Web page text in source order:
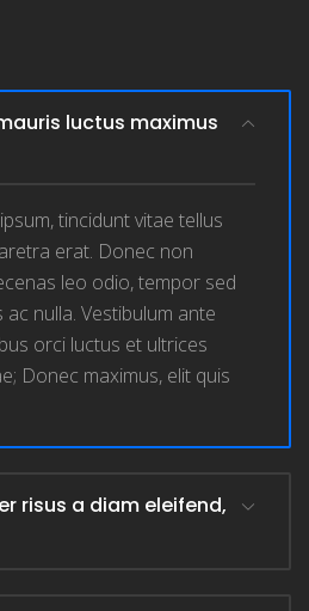
luctus maximus
tincidunt vitae tellus
erat. Donec non
leo odio, tempor sed
nulla. Vestibulum ante
orci luctus et ultrices
Donec maximus, elit quis
risus a diam eleifend,